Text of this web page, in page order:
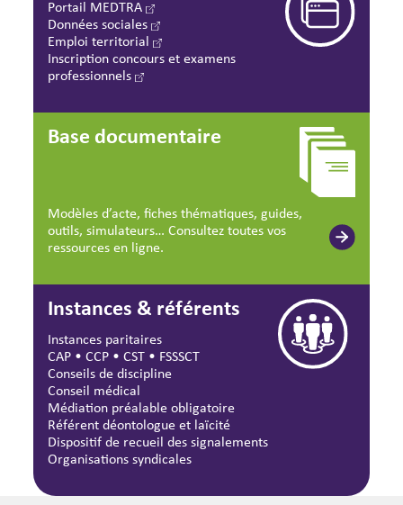
Portail MEDTRA
Données sociales
Emploi territorial
Inscription concours et examens
professionnels
Base documentaire
Modèles d’acte, fiches thématiques, guides,
outils, simulateurs… Consultez toutes vos
ressources en ligne.
Instances & référents
Instances paritaires
CAP •CCP •CST • FSSSCT
Conseils de discipline
Conseil médical
Médiation préalable obligatoire
Référent déontologue et laïcité
Dispositif de recueil des signalements
Organisations syndicales